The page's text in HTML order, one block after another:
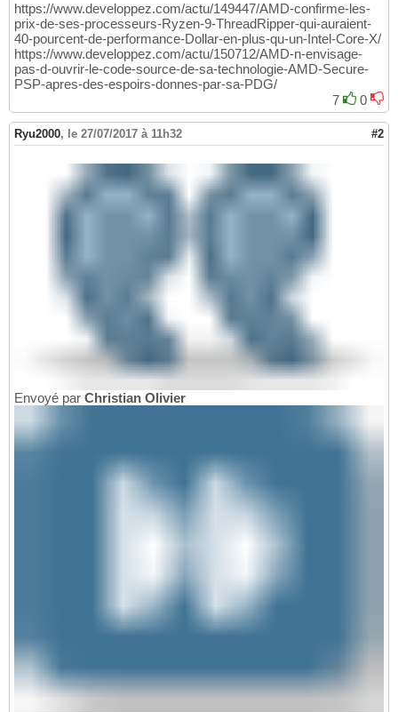
https://www.developpez.com/actu/149447/AMD-confirme-les-
prix-de-ses-processeurs-Ryzen-9-ThreadRipper-qui-auraient-
40-pourcent-de-performance-Dollar-en-plus-qu-un-Intel-Core-X/
https://www.developpez.com/actu/150712/AMD-n-envisage-
pas-d-ouvrir-le-code-source-de-sa-technologie-AMD-Secure-
PSP-apres-des-espoirs-donnes-par-sa-PDG/
7
0
Ryu2000, le 27/07/2017 à 11h32 #2
Envoyé par Christian Olivier